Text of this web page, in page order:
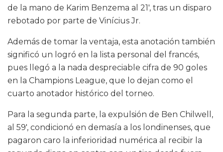
de la mano de Karim Benzema al 21′, tras un disparo
rebotado por parte de Vinícius Jr.
Además de tomar la ventaja, esta anotación también
significó un logró en la lista personal del francés,
pues llegó a la nada despreciable cifra de 90 goles
en la Champions League, que lo dejan como el
cuarto anotador histórico del torneo.
Para la segunda parte, la expulsión de Ben Chilwell,
al 59′, condicionó en demasía a los londinenses, que
pagaron caro la inferioridad numérica al recibir la